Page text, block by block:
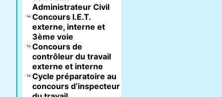
Administrateur Civil
Concours I.E.T.
externe, interne et
3ème voie
Concours de
contrôleur du travail
externe et interne
Cycle préparatoire au
concours d’inspecteur